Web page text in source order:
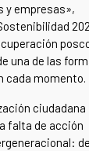
y empresas»,
una de las
cada momento.
ciudadana
falta de acción